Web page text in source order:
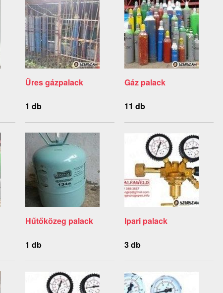
Üres gázpalack
1 db
Gáz palack
11 db
Hűtőközeg palack
1 db
Ipari palack
3 db